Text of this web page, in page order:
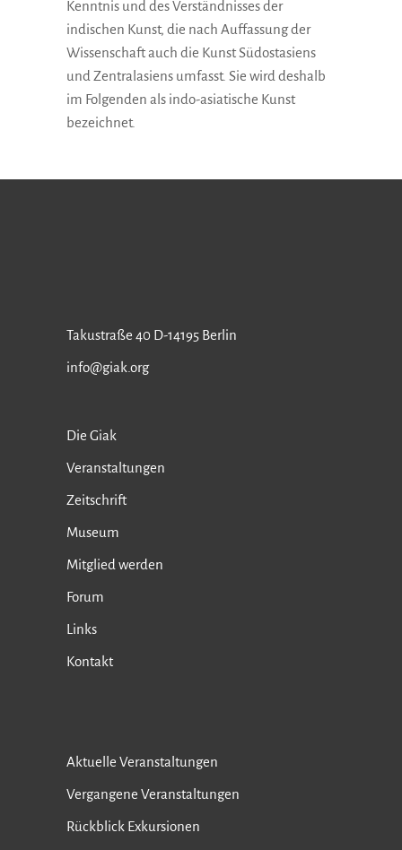
Kenntnis und des Verständnisses der
indischen Kunst, die nach Auffassung der
Wissenschaft auch die Kunst Südostasiens
und Zentralasiens umfasst. Sie wird deshalb
im Folgenden als indo-asiatische Kunst
bezeichnet.
Takustraße 40 D-14195 Berlin
info@giak.org
Die Giak
Veranstaltungen
Zeitschrift
Museum
Mitglied werden
Forum
Links
Kontakt
Aktuelle Veranstaltungen
Vergangene Veranstaltungen
Rückblick Exkursionen